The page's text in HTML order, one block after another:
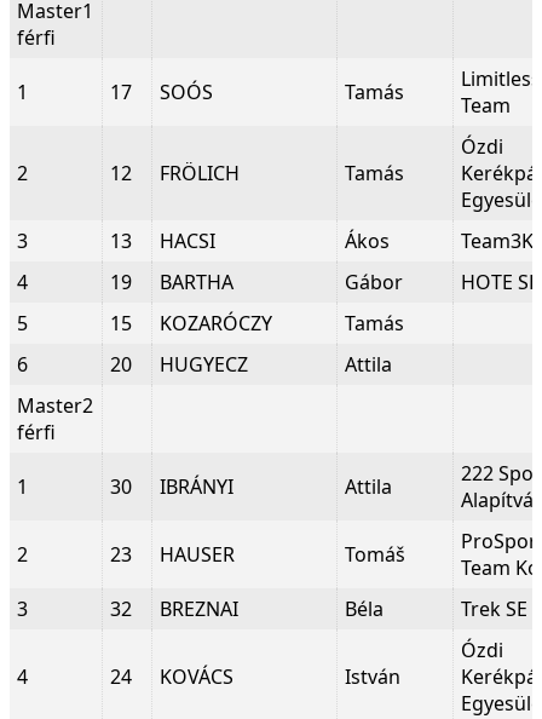
Master1
férfi
1 17 SOÓS Tamás
Team
2 12 FRÖLICH Tamás
Ózdi
3
13 HACSI Ákos
Team3K
4
19 BARTHA Gábor
HOTE SE
5
15 KOZARÓCZY
Tamás
6
20 HUGYECZ
Attila
Master2
férfi
1 30 IBRÁNYI Attila
222
2 23 HAUSER Tomáš
Team
3
32 BREZNAI Béla Trek SE
4 24 KOVÁCS István
Ózdi